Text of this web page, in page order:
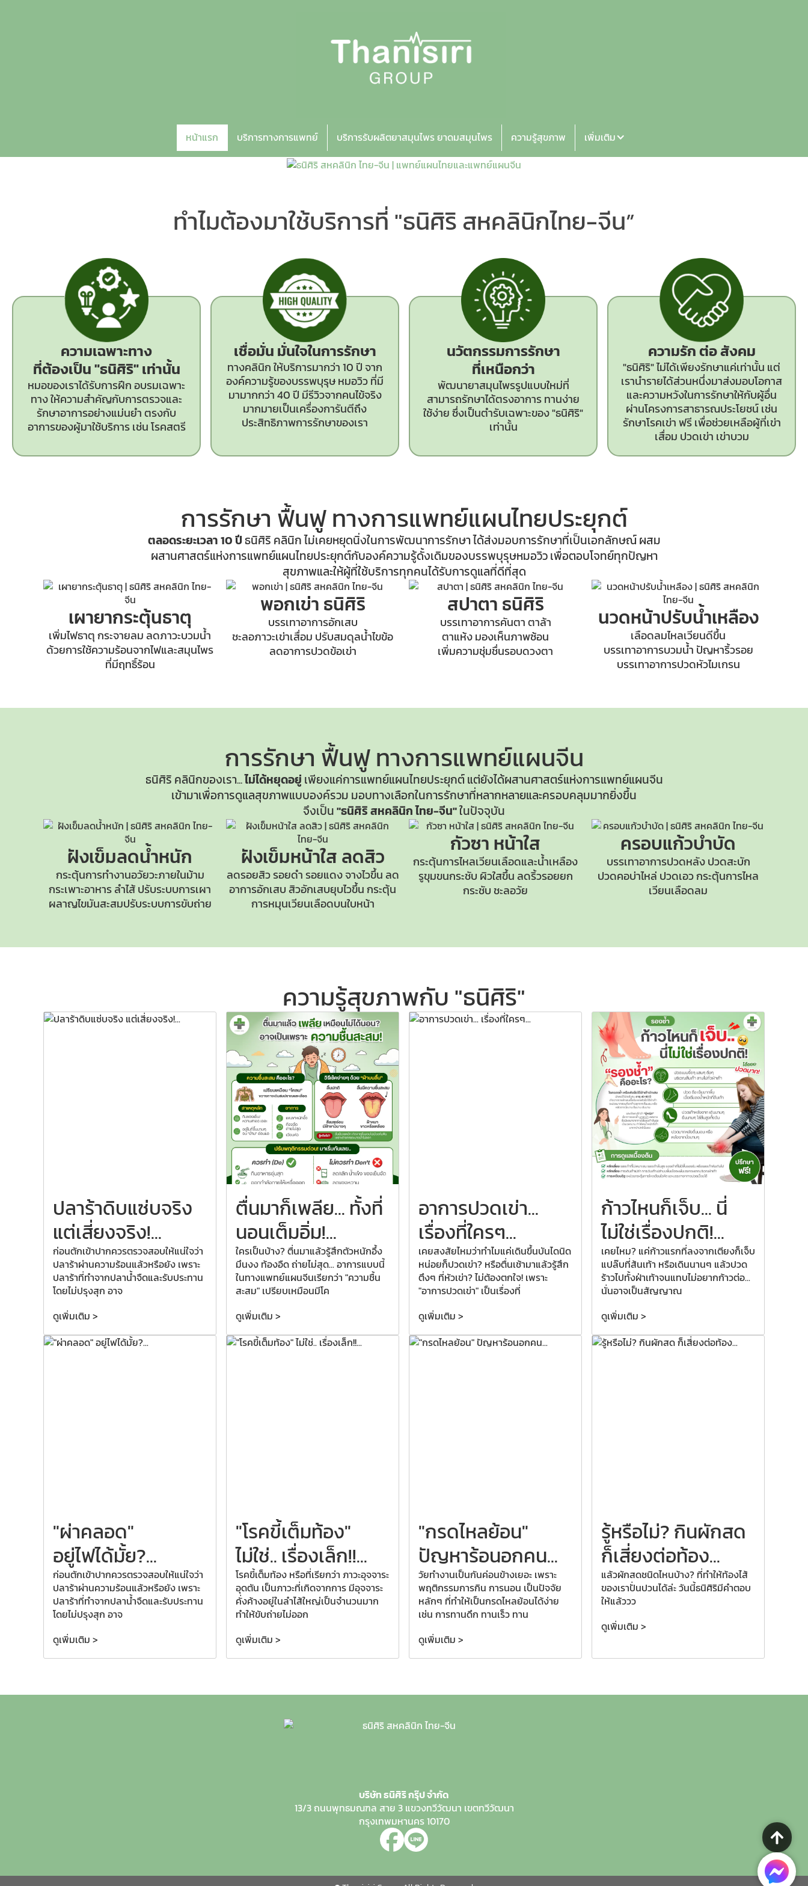
หน้าแรก บริการทางการแพทย์ บริการรับผลิตยาสมุนไพร ยาดมสมุนไพร ความรู้สุขภาพ เพิ่มเติม
ทำไมต้องมาใช้บริการที่ "ธนิศิริ สหคลินิกไทย-จีน”
ความเฉพาะทาง
ที่ต้องเป็น"ธนิศิริ"เท่านั้น
หมอของเราได้รับการฝึก อบรมเฉพาะ
ทาง ให้ความสำคัญกับการตรวจและ
รักษาอาการอย่างแม่นยำ ตรงกับ
อาการของผู้มาใช้บริการ เช่น โรคสตรี
เชื่อมั่น มั่นใจในการรักษา
ทางคลินิก ให้บริการมากว่า 10 ปี จาก
องค์ความรู้ของบรรพบุรุษ หมอวิว ที่มี
มามากกว่า 40 ปี มีรีวิวจากคนไข้จริง
มากมายเป็นเครื่องการันตีถึง
ประสิทธิภาพการรักษาของเรา
นวัตกรรมการรักษา
ที่เหนือกว่า
พัฒนายาสมุนไพรรูปแบบใหม่ที่
สามารถรักษาได้ตรงอาการ ทานง่าย
ใช้ง่าย ซึ่งเป็นตำรับเฉพาะของ "ธนิศิริ"
เท่านั้น
ความรัก ต่อ สังคม
"ธนิศิริ" ไม่ได้เพียงรักษาแค่เท่านั้น แต่
เรานำรายได้ส่วนหนึ่งมาส่งมอบโอกาส
และความหวังในการรักษาให้กับผู้อื่น
ผ่านโครงการสาธารณประโยชน์ เช่น
รักษาโรคเข่า ฟรี เพื่อช่วยเหลือผู้ที่เข่า
เสื่อม ปวดเข่า เข่าบวม
การรักษา ฟื้นฟู ทางการแพทย์แผนไทยประยุกต์
ตลอดระยะเวลา 10 ปีธนิศิริ คลินิก ไม่เคยหยุดนิ่งในการพัฒนาการรักษา ได้ส่งมอบการรักษาที่เป็นเอกลักษณ์ ผสม
ผสานศาสตร์แห่งการแพทย์แผนไทยประยุกต์กับองค์ความรู้ดั้งเดิมของบรรพบุรุษหมอวิว เพื่อตอบโจทย์ทุกปัญหา
สุขภาพและให้ผู้ที่ใช้บริการทุกคนได้รับการดูแลที่ดีที่สุด
เผายากระตุ้นธาตุ
เพิ่มไฟธาตุ กระจายลม ลดภาวะบวมน้ำ
ด้วยการใช้ความร้อนจากไฟและสมุนไพร
ที่มีฤทธิ์ร้อน
พอกเข่า ธนิศิริ
บรรเทาอาการอักเสบ
ชะลอภาวะเข่าเสื่อม ปรับสมดุลน้ำไขข้อ
ลดอาการปวดข้อเข่า
สปาตา ธนิศิริ
บรรเทาอาการคันตา ตาล้า
ตาแห้ง มองเห็นภาพซ้อน
เพิ่มความชุ่มชื่นรอบดวงตา
นวดหน้าปรับน้ำเหลือง
เลือดลมไหลเวียนดีขึ้น
บรรเทาอาการบวมน้ำ ปัญหาริ้วรอย
บรรเทาอาการปวดหัวไมเกรน
การรักษา ฟื้นฟูทางการแพทย์แผนจีน
ธนิศิริ คลินิกของเรา...ไม่ได้หยุดอยู่ เพียงแค่การแพทย์แผนไทยประยุกต์ แต่ยังได้ผสานศาสตร์แห่งการแพทย์แผนจีน
เข้ามาเพื่อการดูแลสุขภาพแบบองค์รวม มอบทางเลือกในการรักษาที่หลากหลายและครอบคลุมมากยิ่งขึ้น
จึงเป็น"ธนิศิริ สหคลินิก ไทย-จีน"ในปัจจุบัน
ฝังเข็มลดน้ำหนัก
กระตุ้นการทำงานอวัยวะภายในม้าม
กระเพาะอาหาร ลำไส้ ปรับระบบการเผา
ผลาญไขมันสะสมปรับระบบการขับถ่าย
ฝังเข็มหน้าใส ลดสิว
ลดรอยสิว รอยดำ รอยแดง จางไวขึ้น ลด
อาการอักเสบ สิวอักเสบยุบไวขึ้น กระตุ้น
การหมุนเวียนเลือดบนใบหน้า
กัวซา หน้าใส
กระตุ้นการไหลเวียนเลือดและน้ำเหลือง
รูขุมขนกระชับ ผิวใสขึ้น ลดริ้วรอยยก
กระชับ ชะลอวัย
ครอบแก้วบำบัด
บรรเทาอาการปวดหลัง ปวดสะบัก
ปวดคอบ่าไหล่ ปวดเอว กระตุ้นการไหล
เวียนเลือดลม
ความรู้สุขภาพกับ "ธนิศิริ"
ปลาร้าดิบแซ่บจริง
แต่เสี่ยงจริง!...
ก่อนตักเข้าปากควรตรวจสอบให้แน่ใจว่า
ปลาร้าผ่านความร้อนแล้วหรือยัง เพราะ
ปลาร้าที่ทำจากปลาน้ำจืดและรับประทาน
โดยไม่ปรุงสุก อาจ
ดูเพิ่มเติม >
ตื่นมาก็เพลีย... ทั้งที่
นอนเต็มอิ่ม!...
ใครเป็นบ้าง? ตื่นมาแล้วรู้สึกตัวหนักอึ้ง
มึนงง ท้องอืด ถ่ายไม่สุด... อาการแบบนี้
ในทางแพทย์แผนจีนเรียกว่า "ความชื้น
สะสม" เปรียบเหมือนมีโค
ดูเพิ่มเติม >
อาการปวดเข่า...
เรื่องที่ใครๆ...
เคยสงสัยไหมว่าทำไมแค่เดินขึ้นบันไดนิด
หน่อยก็ปวดเข่า? หรือตื่นเช้ามาแล้วรู้สึก
ตึงๆ ที่หัวเข่า? ไม่ต้องตกใจ! เพราะ
"อาการปวดเข่า" เป็นเรื่องที่
ดูเพิ่มเติม >
ก้าวไหนก็เจ็บ... นี่
ไม่ใช่เรื่องปกติ!...
เคยไหม? แค่ก้าวแรกที่ลงจากเตียงก็เจ็บ
แปล๊บที่ส้นเท้า หรือเดินนานๆ แล้วปวด
ร้าวไปทั้งฝ่าเท้าจนแทบไม่อยากก้าวต่อ...
นั่นอาจเป็นสัญญาณ
ดูเพิ่มเติม >
"ผ่าคลอด"
อยู่ไฟได้มั้ย?...
ก่อนตักเข้าปากควรตรวจสอบให้แน่ใจว่า
ปลาร้าผ่านความร้อนแล้วหรือยัง เพราะ
ปลาร้าที่ทำจากปลาน้ำจืดและรับประทาน
โดยไม่ปรุงสุก อาจ
ดูเพิ่มเติม >
"โรคขี้เต็มท้อง"
ไม่ใช่.. เรื่องเล็ก!!...
โรคขี้เต็มท้อง หรือที่เรียกว่า ภาวะอุจจาระ
อุดตัน เป็นภาวะที่เกิดจากการ มีอุจจาระ
คั่งค้างอยู่ในลำไส้ใหญ่เป็นจำนวนมาก
ทำให้ขับถ่ายไม่ออก
ดูเพิ่มเติม >
"กรดไหลย้อน"
ปัญหาร้อนอกคน...
วัยทำงานเป็นกันค่อนข้างเยอะ เพราะ
พฤติกรรมการกิน การนอน เป็นปัจจัย
หลักๆ ที่ทำให้เป็นกรดไหลย้อนได้ง่าย
เช่น การทานดึก ทานเร็ว ทาน
ดูเพิ่มเติม >
รู้หรือไม่? กินผักสด
ก็เสี่ยงต่อท้อง...
แล้วผักสดชนิดไหนบ้าง? ที่ทำให้ท้องไส้
ของเราปั่นปวนได้ล่ะ วันนี้ธนิศิริมีคำตอบ
ให้แล้ววว
ดูเพิ่มเติม >
บริษัท ธนิศิริ กรุ๊ป จำกัด
13/3 ถนนพุทธมณฑล สาย 3 แขวงทวีวัฒนา เขตทวีวัฒนา
กรุงเทพมหานคร 10170